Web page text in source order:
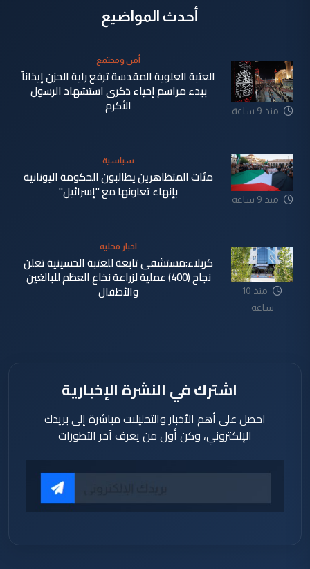
أحدث المواضيع
منذ 9 ساعة
أمن ومجتمع
العتبة العلوية المقدسة ترفع راية الحزن إيذاناً
ببدء مراسم إحياء ذكرى استشهاد الرسول
الأكرم
منذ 9 ساعة
سياسية
مئات المتظاهرين يطالبون الحكومة اليونانية
بإنهاء تعاونها مع "إسرائيل"
منذ 10
ساعة
اخبار محلية
كربلاء:مستشفى تابعة للعتبة الحسينية تعلن
نجاح (400) عملية لزراعة نخاع العظم للبالغين
والأطفال
اشترك في النشرة الإخبارية
احصل على أهم الأخبار والتحليلات مباشرة إلى بريدك
الإلكتروني، وكن أول من يعرف آخر التطورات